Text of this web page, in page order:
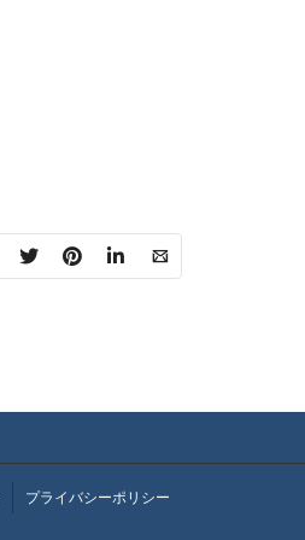
プライバシーポリシー